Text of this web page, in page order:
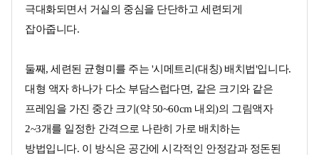
극대화되면서 거실의 중심을 단단하고 세련되게
잡아줍니다.
둘째, 세련된 균형미를 주는 '시메트리(대칭) 배치법'입니다.
대형 액자 하나가 다소 부담스럽다면, 같은 크기와 같은
프레임을 가진 중간 크기(약 50~60cm 내외)의 그림액자
2~3개를 일정한 간격으로 나란히 가로 배치하는
방법입니다. 이 방식은 공간에 시각적인 안정감과 정돈된